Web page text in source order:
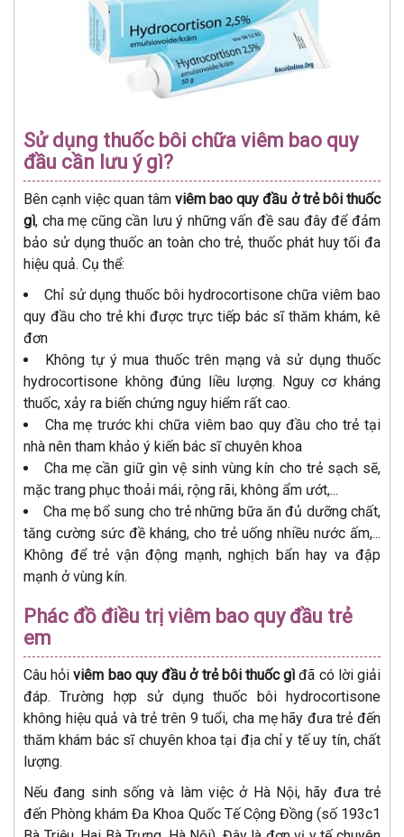
Sử dụng thuốc bôi chữa viêm bao quy
đầu cần lưu ý gì?
Bên cạnh việc quan tâm viêm bao quy đầu ở trẻ bôi thuốc
gì, cha mẹ cũng cần lưu ý những vấn đề sau đây để đảm
bảo sử dụng thuốc an toàn cho trẻ, thuốc phát huy tối đa
hiệu quả. Cụ thể:
Chỉ sử dụng thuốc bôi hydrocortisone chữa viêm bao
quy đầu cho trẻ khi được trực tiếp bác sĩ thăm khám, kê
đơn
Không tự ý mua thuốc trên mạng và sử dụng thuốc
hydrocortisone không đúng liều lượng. Nguy cơ kháng
thuốc, xảy ra biến chứng nguy hiểm rất cao.
Cha mẹ trước khi chữa viêm bao quy đầu cho trẻ tại
nhà nên tham khảo ý kiến bác sĩ chuyên khoa
Cha mẹ cần giữ gìn vệ sinh vùng kín cho trẻ sạch sẽ,
mặc trang phục thoải mái, rộng rãi, không ẩm ướt,...
Cha mẹ bổ sung cho trẻ những bữa ăn đủ dưỡng chất,
tăng cường sức đề kháng, cho trẻ uống nhiều nước ấm,...
Không để trẻ vận động mạnh, nghịch bẩn hay va đập
mạnh ở vùng kín.
Phác đồ điều trị viêm bao quy đầu trẻ
em
Câu hỏiviêm bao quy đầu ở trẻ bôi thuốc gì đã có lời giải
đáp. Trường hợp sử dụng thuốc bôi hydrocortisone
không hiệu quả và trẻ trên 9 tuổi, cha mẹ hãy đưa trẻ đến
thăm khám bác sĩ chuyên khoa tại địa chỉ y tế uy tín, chất
lượng.
Nếu đang sinh sống và làm việc ở Hà Nội, hãy đưa trẻ
đến Phòng khám Đa Khoa Quốc Tế Cộng Đồng (số 193c1